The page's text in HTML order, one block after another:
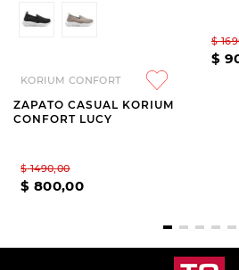
KORIUM CONFORT
ZAPATO CASUAL KORIUM
CONFORT LUCY
$ 1490,00
$ 800,00
$
$